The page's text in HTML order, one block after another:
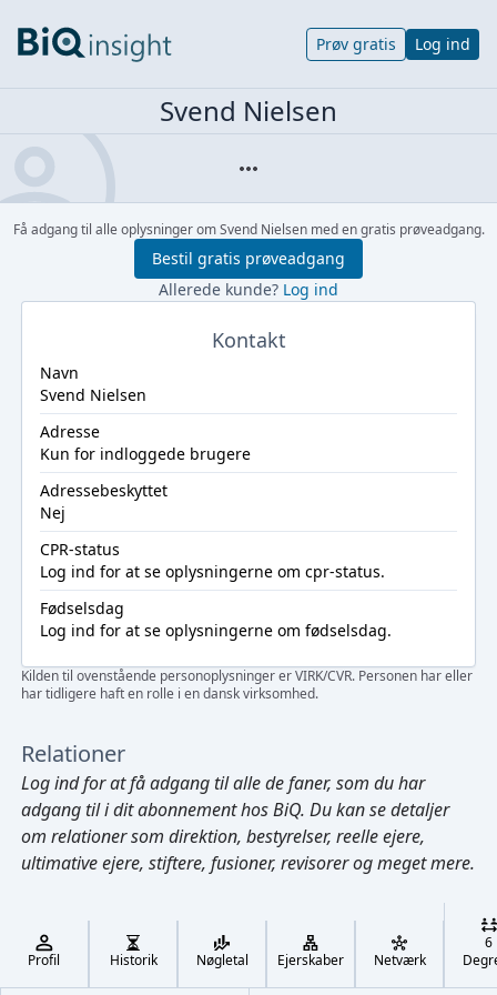
Cmd/Ctrl + K
Prøv gratis Log ind
Svend Nielsen
Få adgang til alle oplysninger om Svend Nielsen med en gratis prøveadgang.
Bestil gratis prøveadgang
Allerede kunde? Log ind
Kontakt
Navn
Svend Nielsen
Adresse
Kun for indloggede brugere
Adressebeskyttet
Nej
CPR-status
Log ind for at se oplysningerne om cpr-status.
Fødselsdag
Log ind for at se oplysningerne om fødselsdag.
Kilden til ovenstående personoplysninger er VIRK/CVR. Personen har eller
har tidligere haft en rolle i en dansk virksomhed.
Relationer
Log indfor at få adgang til alle de faner, som du har
adgang til i dit abonnement hos BiQ. Du kan se detaljer
om relationer som direktion, bestyrelser, reelle ejere,
ultimative ejere, stiftere, fusioner, revisorer og meget mere.
Profil Historik Nøgletal Ejerskaber Netværk
6